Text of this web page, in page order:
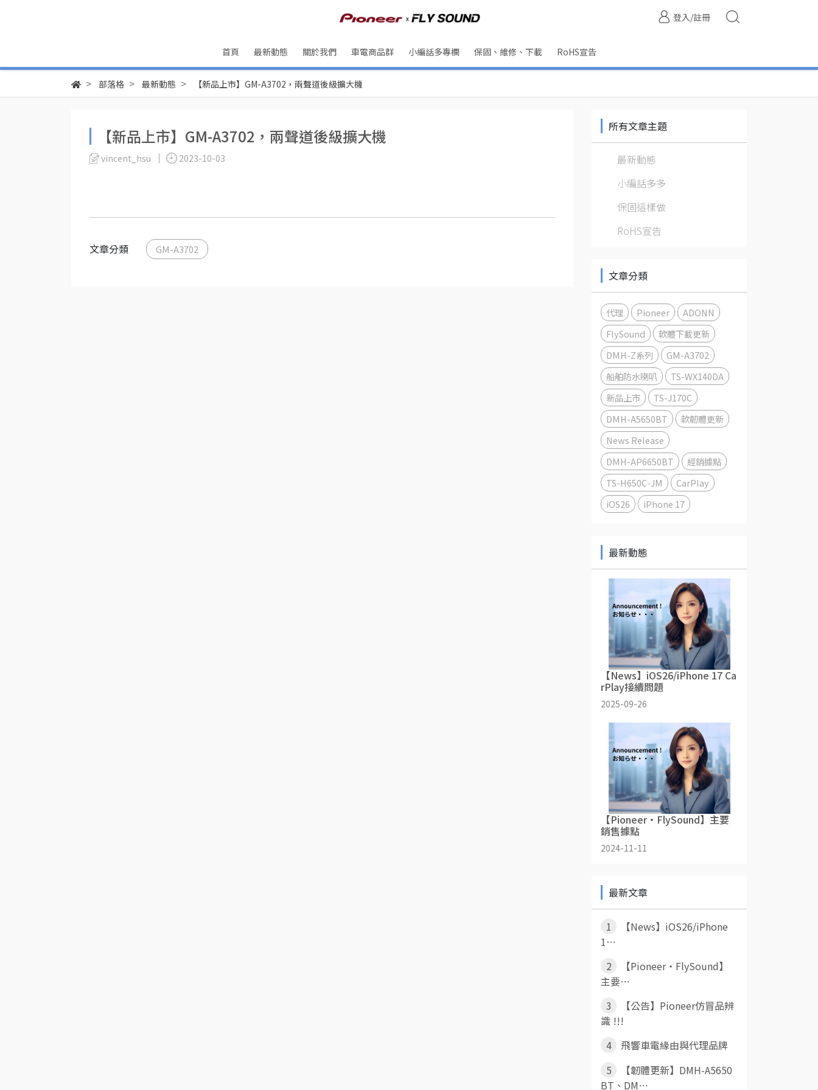
登入/註冊
首頁 最新動態 關於我們 車電商品群 小編話多專欄 保固、維修、下載 RoHS宣告
部落格 最新動態 【新品上市】GM-A3702，兩聲道後級擴大機
【新品上市】GM-A3702，兩聲道後級擴大機
vincent_hsu 2023-10-03
文章分類 GM-A3702
所有文章主題
最新動態
小編話多多
保固這樣做
RoHS宣告
文章分類
代理 Pioneer
ADONN
FlySound
軟體下載更新
DMH-Z系列
GM-A3702
船舶防水喇叭
TS-WX140DA
新品上市
TS-J170C
DMH-A5650BT
軟韌體更新
News Release
DMH-AP6650BT
經銷據點
TS-H650C-JM
CarPlay
iOS26
iPhone 17
最新動態
【News】iOS26/iPhone 17 Ca
rPlay接續問題
2025-09-26
【Pioneer・FlySound】主要
銷售據點
2024-11-11
最新文章
1
【News】iOS26/iPhone
1⋯
2
【Pioneer・FlySound】
主要⋯
3
【公告】Pioneer仿冒品辨
識 !!!
4
飛響車電緣由與代理品牌
5
【韌體更新】DMH-A5650
BT、DM⋯